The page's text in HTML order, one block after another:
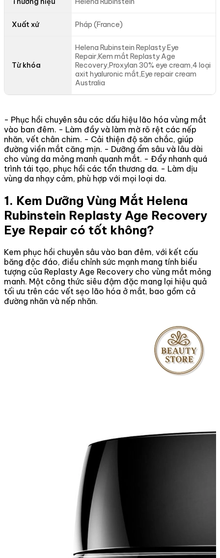
Xuất xứ Pháp (France)
Từ khóa
Helena Rubinstein Replasty Eye
Repair,Kem mắt Replasty Age
Recovery,Proxylan 30% eye cream,4 loại
axit hyaluronic mắt,Eye repair cream
Australia
- Phục hồi chuyên sâu các dấu hiệu lão hóa vùng mắt
vào ban đêm. - Làm đầy và làm mờ rõ rệt các nếp
nhăn, vết chân chim. - Cải thiện độ săn chắc, giúp
đường viền mắt căng mịn. - Dưỡng ẩm sâu và lâu dài
cho vùng da mỏng manh quanh mắt. - Đẩy nhanh quá
trình tái tạo, phục hồi các tổn thương da. - Làm dịu
vùng da nhạy cảm, phù hợp với mọi loại da.
1. Kem Dưỡng Vùng Mắt Helena
Rubinstein Replasty Age Recovery
Eye Repair có tốt không?
Kem phục hồi chuyên sâu vào ban đêm, với kết cấu
băng độc đáo, điều chỉnh sức mạnh mang tính biểu
tượng của Replasty Age Recovery cho vùng mắt mỏng
manh. Một công thức siêu đậm đặc mang lại hiệu quả
tối ưu trên các vết sẹo lão hóa ở mắt, bao gồm cả
đường nhăn và nếp nhăn.